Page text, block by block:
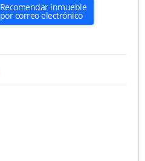
Recomendar inmueble
por correo electrónico